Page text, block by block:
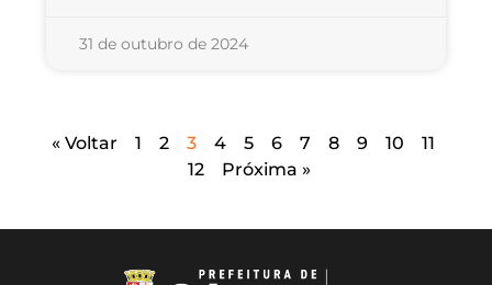
31 de outubro de 2024
« Voltar 1 2 3 4 5 6 7 8 9 10
11
12
Próxima »